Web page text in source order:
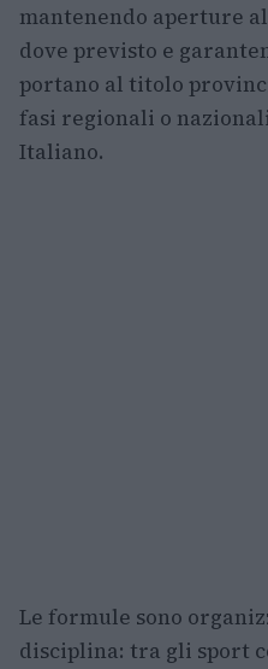
mantenendo aperture
dove previsto e
portano al titolo
fasi regionali o
Italiano.
Le formule sono
disciplina: tra gli sport